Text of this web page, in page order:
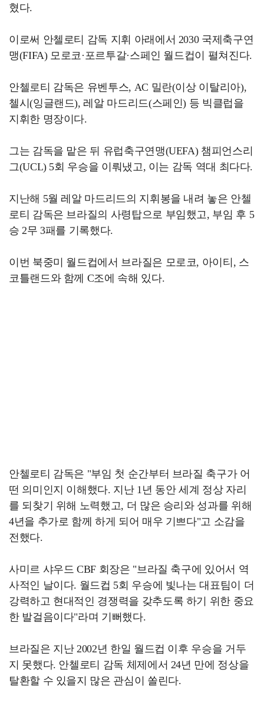
혔다.
이로써 안첼로티 감독 지휘 아래에서 2030 국제축구연
맹(FIFA) 모로코·포르투갈·스페인 월드컵이 펼쳐진다.
안첼로티 감독은 유벤투스, AC 밀란(이상 이탈리아),
첼시(잉글랜드), 레알 마드리드(스페인) 등 빅클럽을
지휘한 명장이다.
그는 감독을 맡은 뒤 유럽축구연맹(UEFA) 챔피언스리
그(UCL) 5회 우승을 이뤄냈고, 이는 감독 역대 최다다.
지난해 5월 레알 마드리드의 지휘봉을 내려 놓은 안첼
로티 감독은 브라질의 사령탑으로 부임했고, 부임 후 5
승 2무 3패를 기록했다.
이번 북중미 월드컵에서 브라질은 모로코, 아이티, 스
코틀랜드와 함께 C조에 속해 있다.
안첼로티 감독은 "부임 첫 순간부터 브라질 축구가 어
떤 의미인지 이해했다. 지난 1년 동안 세계 정상 자리
를 되찾기 위해 노력했고, 더 많은 승리와 성과를 위해
4년을 추가로 함께 하게 되어 매우 기쁘다"고 소감을
전했다.
사미르 샤우드 CBF 회장은 "브라질 축구에 있어서 역
사적인 날이다. 월드컵 5회 우승에 빛나는 대표팀이 더
강력하고 현대적인 경쟁력을 갖추도록 하기 위한 중요
한 발걸음이다"라며 기뻐했다.
브라질은 지난 2002년 한일 월드컵 이후 우승을 거두
지 못했다. 안첼로티 감독 체제에서 24년 만에 정상을
탈환할 수 있을지 많은 관심이 쏠린다.